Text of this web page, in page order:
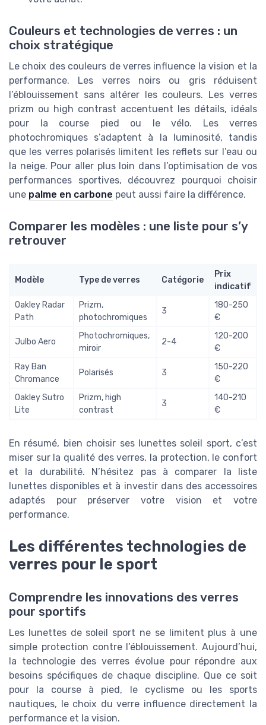
Couleurs et technologies de verres : un
choix stratégique
Le choix des couleurs de verres influence la vision et la
performance. Les verres noirs ou gris réduisent
l’éblouissement sans altérer les couleurs. Les verres
prizm ou high contrast accentuent les détails, idéals
pour la course pied ou le vélo. Les verres
photochromiques s’adaptent à la luminosité, tandis
que les verres polarisés limitent les reflets sur l’eau ou
la neige. Pour aller plus loin dans l’optimisation de vos
performances sportives, découvrez pourquoi choisir
une palme en carbone peut aussi faire la différence.
Comparer les modèles : une liste pour s’y
retrouver
Modèle Type de verres Catégorie
Prix
indicatif
Oakley Radar
Path
Prizm,
photochromiques
3
180-250
€
Julbo Aero
Photochromiques,
miroir
2-4
120-200
€
Ray Ban
Chromance
Polarisés 3
150-220
€
Oakley Sutro
Lite
Prizm, high
contrast
3
140-210
€
En résumé, bien choisir ses lunettes soleil sport, c’est
miser sur la qualité des verres, la protection, le confort
et la durabilité. N’hésitez pas à comparer la liste
lunettes disponibles et à investir dans des accessoires
adaptés pour préserver votre vision et votre
performance.
Les différentes technologies de
verres pour le sport
Comprendre les innovations des verres
pour sportifs
Les lunettes de soleil sport ne se limitent plus à une
simple protection contre l’éblouissement. Aujourd’hui,
la technologie des verres évolue pour répondre aux
besoins spécifiques de chaque discipline. Que ce soit
pour la course à pied, le cyclisme ou les sports
nautiques, le choix du verre influence directement la
performance et la vision.